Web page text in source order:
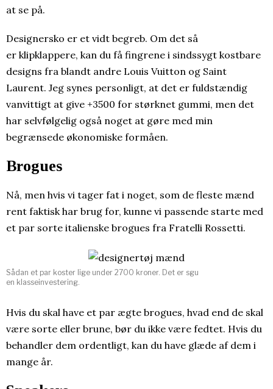
at se på.
Designersko er et vidt begreb. Om det så
er klipklappere, kan du få fingrene i sindssygt kostbare
designs fra blandt andre Louis Vuitton og Saint
Laurent. Jeg synes personligt, at det er fuldstændig
vanvittigt at give +3500 for størknet gummi, men det
har selvfølgelig også noget at gøre med min
begrænsede økonomiske formåen.
Brogues
Nå, men hvis vi tager fat i noget, som de fleste mænd
rent faktisk har brug for, kunne vi passende starte med
et par sorte italienske brogues fra Fratelli Rossetti.
Sådan et par koster lige under 2700 kroner. Det er sgu
en klasseinvestering.
Hvis du skal have et par ægte brogues, hvad end de skal
være sorte eller brune, bør du ikke være fedtet. Hvis du
behandler dem ordentligt, kan du have glæde af dem i
mange år.